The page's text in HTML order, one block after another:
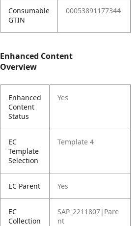
Consumable
GTIN
00053891177344
Enhanced Content
Overview
Enhanced
Content
Status
Yes
EC
Template
Selection
Template 4
EC Parent Yes
EC
Collection
SAP_2211807|Pare
nt